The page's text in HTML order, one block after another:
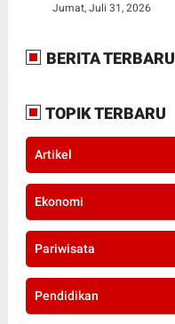
Jumat, Juli 31, 2026
BERITA TERBARU
TOPIK TERBARU
Artikel
Ekonomi
Pariwisata
Pendidikan